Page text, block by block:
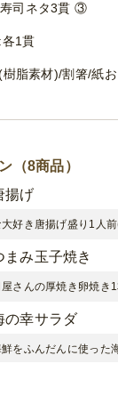
司ネタ3貫 ③
1貫
脂素材)/割箸/紙
（8商品）
揚げ
好き唐揚げ盛り1人
まみ玉子焼き
屋さんの厚焼き卵焼き
の幸サラダ
をふんだんに使った